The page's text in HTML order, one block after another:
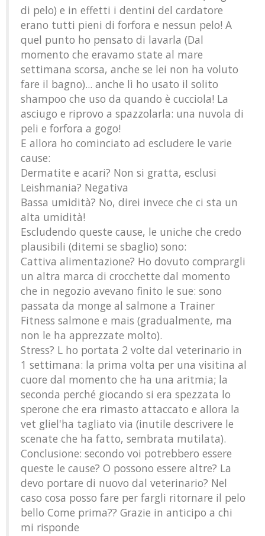
di pelo) e in effetti i dentini del cardatore
erano tutti pieni di forfora e nessun pelo! A
quel punto ho pensato di lavarla (Dal
momento che eravamo state al mare
settimana scorsa, anche se lei non ha voluto
fare il bagno)... anche lì ho usato il solito
shampoo che uso da quando è cucciola! La
asciugo e riprovo a spazzolarla: una nuvola di
peli e forfora a gogo!
E allora ho cominciato ad escludere le varie
cause:
Dermatite e acari? Non si gratta, esclusi
Leishmania? Negativa
Bassa umidità? No, direi invece che ci sta un
alta umidità!
Escludendo queste cause, le uniche che credo
plausibili (ditemi se sbaglio) sono:
Cattiva alimentazione? Ho dovuto comprargli
un altra marca di crocchette dal momento
che in negozio avevano finito le sue: sono
passata da monge al salmone a Trainer
Fitness salmone e mais (gradualmente, ma
non le ha apprezzate molto).
Stress? L ho portata 2 volte dal veterinario in
1 settimana: la prima volta per una visitina al
cuore dal momento che ha una aritmia; la
seconda perché giocando si era spezzata lo
sperone che era rimasto attaccato e allora la
vet gliel'ha tagliato via (inutile descrivere le
scenate che ha fatto, sembrata mutilata).
Conclusione: secondo voi potrebbero essere
queste le cause? O possono essere altre? La
devo portare di nuovo dal veterinario? Nel
caso cosa posso fare per fargli ritornare il pelo
bello Come prima?? Grazie in anticipo a chi
mi risponde